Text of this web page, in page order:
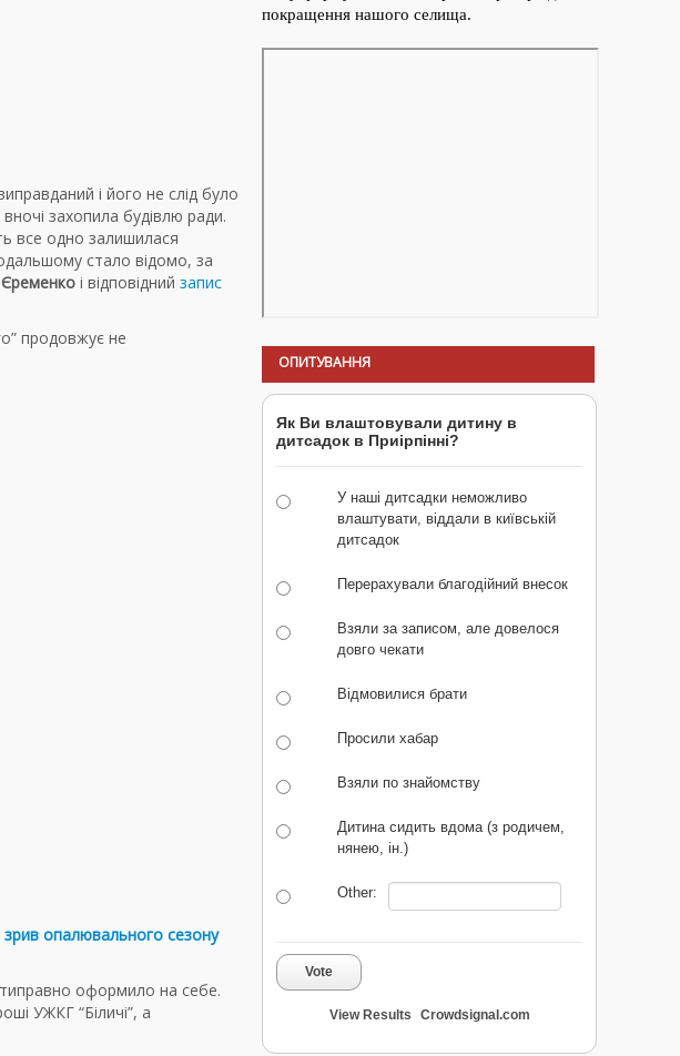
і його не слід було
вночі захопила будівлю ради.
все одно залишилася
стало відомо, за
і відповідний запис
продовжує не
опалювального сезону
оформило на себе.
УЖКГ “Біличі”, а
ОПИТУВАННЯ
Як Ви влаштовували дитину в
дитсадок в Приірпінні?
У наші дитсадки неможливо
влаштувати, віддали в київській
дитсадок
Перерахували благодійний внесок
Взяли за записом, але довелося
довго чекати
Відмовилися брати
Просили хабар
Взяли по знайомству
Дитина сидить вдома (з родичем,
нянею, ін.)
Other:
Vote
View Results Crowdsignal.com